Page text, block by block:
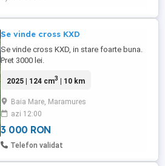
Se vinde cross KXD
Se vinde cross KXD, in stare foarte buna.
Pret 3000 lei.
2025 | 124 cm3 | 10 km
Baia Mare, Maramures
azi 12:00
3 000 RON
Telefon validat